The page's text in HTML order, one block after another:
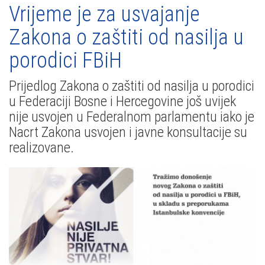
Vrijeme je za usvajanje
Zakona o zaštiti od nasilja u
porodici FBiH
Prijedlog Zakona o zaštiti od nasilja u porodici
u Federaciji Bosne i Hercegovine još uvijek
nije usvojen u Federalnom parlamentu iako je
Nacrt Zakona usvojen i javne konsultacije su
realizovane.